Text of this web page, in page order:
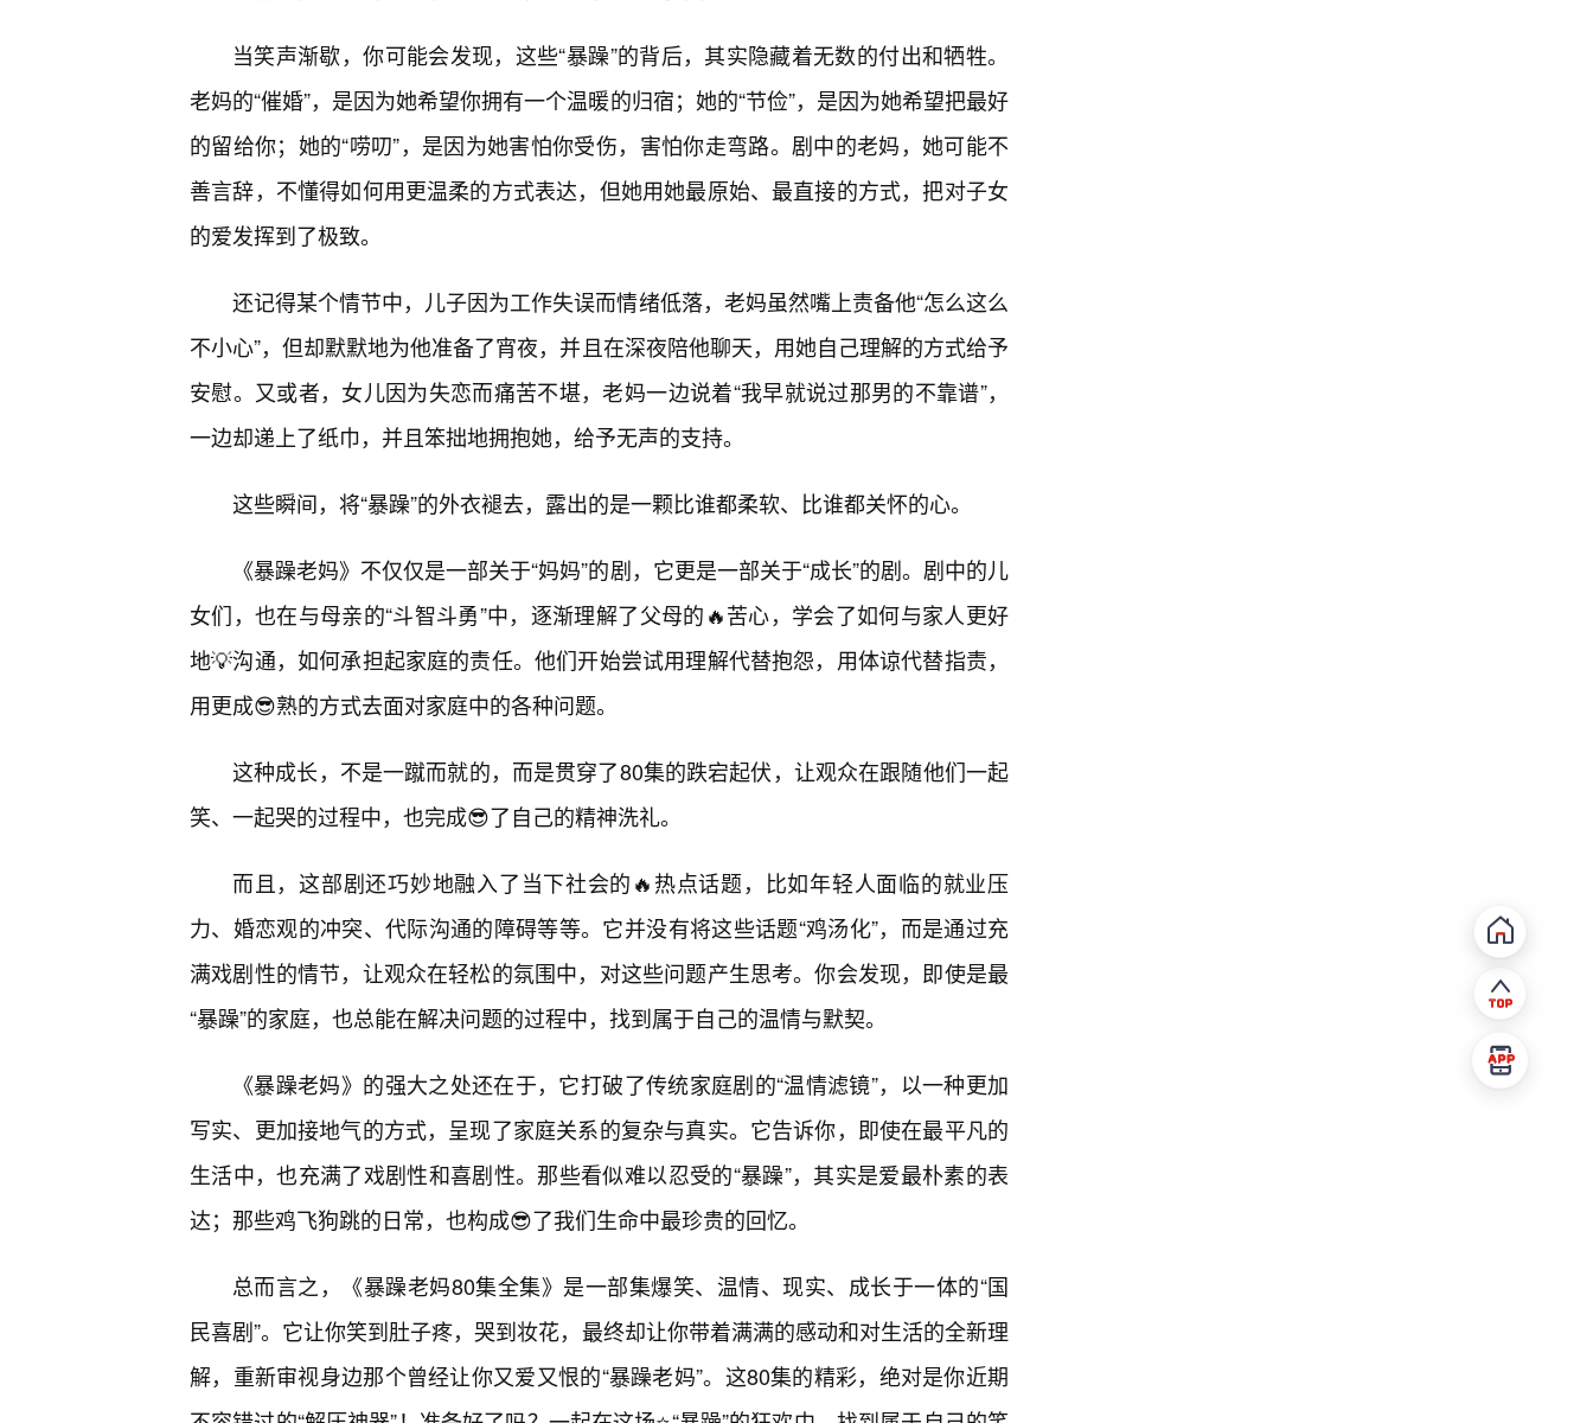
当笑声渐歇，你可能会发现，这些“暴躁”的背后，其实隐藏着无数的付出和牺牲。
老妈的“催婚”，是因为她希望你拥有一个温暖的归宿；她的“节俭”，是因为她希望把最好
的留给你；她的“唠叨”，是因为她害怕你受伤，害怕你走弯路。剧中的老妈，她可能不
善言辞，不懂得如何用更温柔的方式表达，但她用她最原始、最直接的方式，把对子女
的爱发挥到了极致。
还记得某个情节中，儿子因为工作失误而情绪低落，老妈虽然嘴上责备他“怎么这么
不小心”，但却默默地为他准备了宵夜，并且在深夜陪他聊天，用她自己理解的方式给予
安慰。又或者，女儿因为失恋而痛苦不堪，老妈一边说着“我早就说过那男的不靠谱”，
一边却递上了纸巾，并且笨拙地拥抱她，给予无声的支持。
这些瞬间，将“暴躁”的外衣褪去，露出的是一颗比谁都柔软、比谁都关怀的心。
《暴躁老妈》不仅仅是一部关于“妈妈”的剧，它更是一部关于“成长”的剧。剧中的儿
女们，也在与母亲的“斗智斗勇”中，逐渐理解了父母的🔥苦心，学会了如何与家人更好
地💡沟通，如何承担起家庭的责任。他们开始尝试用理解代替抱怨，用体谅代替指责，
用更成😎熟的方式去面对家庭中的各种问题。
这种成长，不是一蹴而就的，而是贯穿了80集的跌宕起伏，让观众在跟随他们一起
笑、一起哭的过程中，也完成😎了自己的精神洗礼。
而且，这部剧还巧妙地融入了当下社会的🔥热点话题，比如年轻人面临的就业压
力、婚恋观的冲突、代际沟通的障碍等等。它并没有将这些话题“鸡汤化”，而是通过充
满戏剧性的情节，让观众在轻松的氛围中，对这些问题产生思考。你会发现，即使是最
“暴躁”的家庭，也总能在解决问题的过程中，找到属于自己的温情与默契。
《暴躁老妈》的强大之处还在于，它打破了传统家庭剧的“温情滤镜”，以一种更加
写实、更加接地气的方式，呈现了家庭关系的复杂与真实。它告诉你，即使在最平凡的
生活中，也充满了戏剧性和喜剧性。那些看似难以忍受的“暴躁”，其实是爱最朴素的表
达；那些鸡飞狗跳的日常，也构成😎了我们生命中最珍贵的回忆。
总而言之，《暴躁老妈80集全集》是一部集爆笑、温情、现实、成长于一体的“国
民喜剧”。它让你笑到肚子疼，哭到妆花，最终却让你带着满满的感动和对生活的全新理
解，重新审视身边那个曾经让你又爱又恨的“暴躁老妈”。这80集的精彩，绝对是你近期